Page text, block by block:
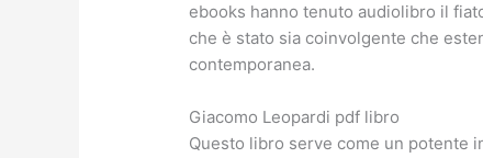
ebooks hanno tenuto audiolibro il
che è stato sia coinvolgente che
contemporanea.
Giacomo Leopardi pdf libro
Questo libro serve come un potente